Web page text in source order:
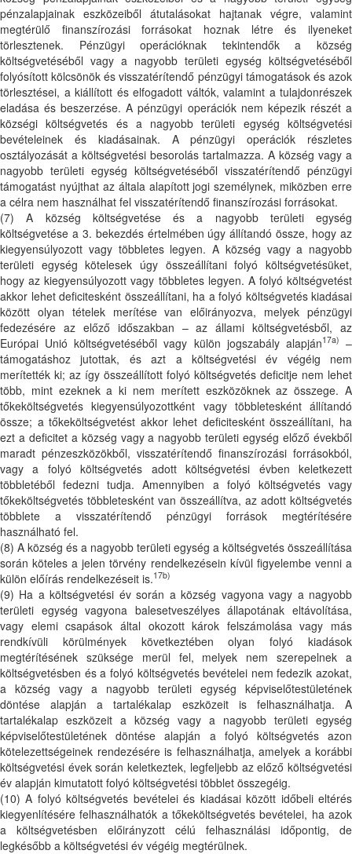
pénzalapjainak eszközeiből átutalásokat hajtanak végre, valamint
megtérülő finanszírozási forrásokat hoznak létre és ilyeneket
törlesztenek. Pénzügyi operációknak tekintendők a község
költségvetéséből vagy a nagyobb területi egység költségvetéséből
folyósított kölcsönök és visszatérítendő pénzügyi támogatások és azok
törlesztései, a kiállított és elfogadott váltók, valamint a tulajdonrészek
eladása és beszerzése. A pénzügyi operációk nem képezik részét a
községi költségvetés és a nagyobb területi egység költségvetési
bevételeinek és kiadásainak. A pénzügyi operációk részletes
osztályozását a költségvetési besorolás tartalmazza. A község vagy a
nagyobb területi egység költségvetéséből visszatérítendő pénzügyi
támogatást nyújthat az általa alapított jogi személynek, miközben erre
a célra nem használhat fel visszatérítendő finanszírozási forrásokat.
(7) A község költségvetése és a nagyobb területi egység
költségvetése a 3. bekezdés értelmében úgy állítandó össze, hogy az
kiegyensúlyozott vagy többletes legyen. A község vagy a nagyobb
területi egység kötelesek úgy összeállítani folyó költségvetésüket,
hogy az kiegyensúlyozott vagy többletes legyen. A folyó költségvetést
akkor lehet deficitesként összeállítani, ha a folyó költségvetés kiadásai
között olyan tételek merítése van előirányozva, melyek pénzügyi
fedezésére az előző időszakban – az állami költségvetésből, az
Európai Unió költségvetéséből vagy külön jogszabály alapján17a) –
támogatáshoz jutottak, és azt a költségvetési év végéig nem
merítették ki; az így összeállított folyó költségvetés deficitje nem lehet
több, mint ezeknek a ki nem merített eszközöknek az összege. A
tőkeköltségvetés kiegyensúlyozottként vagy többletesként állítandó
össze; a tőkeköltségvetést akkor lehet deficitesként összeállítani, ha
ezt a deficitet a község vagy a nagyobb területi egység előző évekből
maradt pénzeszközökből, visszatérítendő finanszírozási forrásokból,
vagy a folyó költségvetés adott költségvetési évben keletkezett
többletéből fedezni tudja. Amennyiben a folyó költségvetés vagy
tőkeköltségvetés többletesként van összeállítva, az adott költségvetés
többlete a visszatérítendő pénzügyi források megtérítésére
használható fel.
(8) A község és a nagyobb területi egység a költségvetés összeállítása
során köteles a jelen törvény rendelkezésein kívül figyelembe venni a
külön előírás rendelkezéseit is.17b)
(9) Ha a költségvetési év során a község vagyona vagy a nagyobb
területi egység vagyona balesetveszélyes állapotának eltávolítása,
vagy elemi csapások által okozott károk felszámolása vagy más
rendkívüli körülmények következtében olyan folyó kiadások
megtérítésének szüksége merül fel, melyek nem szerepelnek a
költségvetésben és a folyó költségvetés bevételei nem fedezik azokat,
a község vagy a nagyobb területi egység képviselőtestületének
döntése alapján a tartalékalap eszközeit is felhasználhatja. A
tartalékalap eszközeit a község vagy a nagyobb területi egység
képviselőtestületének döntése alapján a folyó költségvetés azon
kötelezettségeinek rendezésére is felhasználhatja, amelyek a korábbi
költségvetési évek során keletkeztek, legfeljebb az előző költségvetési
év alapján kimutatott folyó költségvetési többlet összegéig.
(10) A folyó költségvetés bevételei és kiadásai között időbeli eltérés
kiegyenlítésére felhasználhatók a tőkeköltségvetés bevételei, ha azok
a költségvetésben előirányzott célú felhasználási időpontig, de
legkésőbb a költségvetési év végéig megtérülnek.